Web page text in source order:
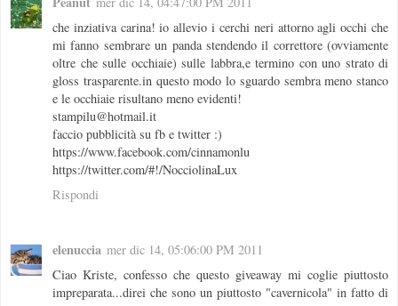
che inziativa carina! io allevio i cerchi neri attorno agli occhi che
mi fanno sembrare un panda stendendo il correttore (ovviamente
oltre che sulle occhiaie) sulle labbra,e termino con uno strato di
gloss trasparente.in questo modo lo sguardo sembra meno stanco
e le occhiaie risultano meno evidenti!
stampilu@hotmail.it
faccio pubblicità su fb e twitter :)
https://www.facebook.com/cinnamonlu
https://twitter.com/#!/NocciolinaLux
Rispondi
elenuccia mer dic 14, 05:06:00 PM 2011
Ciao Kriste, confesso che questo giveaway mi coglie piuttosto
impreparata...direi che sono un piuttosto "cavernicola" in fatto di